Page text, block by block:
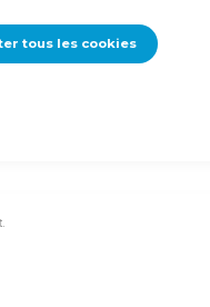
of Biblical Literature and
tous les cookies